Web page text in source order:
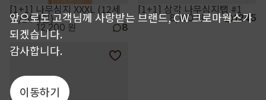
[1+1] 나무심지 XXXL (12세
트/24개입)
12,200 원 8
[1+1] 삼각 나무심지탭 #1
8,100 원 1245
앞으로도 고객님께 사랑받는 브랜드, CW 크로마웍스가
되겠습니다.
감사합니다.
이동하기